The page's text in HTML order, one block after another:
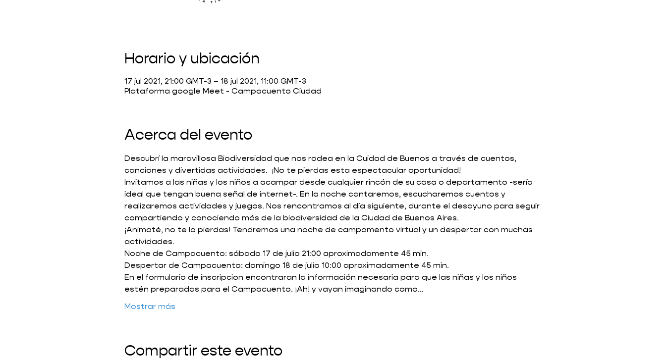
Horario y ubicación
17 jul 2021, 21:00 GMT-3 – 18 jul 2021, 11:00 GMT-3
Plataforma google Meet - Campacuento Ciudad
Acerca del evento
Descubrí la maravillosa Biodiversidad que nos rodea en la Cuidad de Buenos a través de cuentos,
canciones y divertidas actividades.  ¡No te pierdas esta espectacular oportunidad!
Invitamos a las niñas y los niños a acampar desde cualquier rincón de su casa o departamento -sería
ideal que tengan buena señal de internet-. En la noche cantaremos, escucharemos cuentos y
realizaremos actividades y juegos. Nos rencontramos al día siguiente, durante el desayuno para seguir
compartiendo y conociendo más de la biodiversidad de la Ciudad de Buenos Aires.
¡Animaté, no te lo pierdas! Tendremos una noche de campamento virtual y un despertar con muchas
actividades.
Noche de Campacuento: sábado 17 de julio 21:00 aproximadamente 45 min.
Despertar de Campacuento: domingo 18 de julio 10:00 aproximadamente 45 min.
En el formulario de inscripcion encontraran la información necesaria para que las niñas y los niños
estén preparadas para el Campacuento. ¡Ah! y vayan imaginando como…
Mostrar más
Compartir este evento